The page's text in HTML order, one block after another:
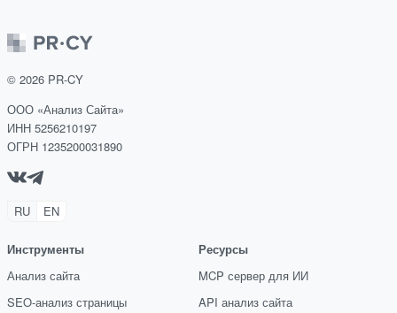
© 2026 PR-CY
ООО «Анализ Сайта»
ИНН 5256210197
ОГРН 1235200031890
RU EN
Инструменты
Анализ сайта
SEO-анализ страницы
Ресурсы
MCP сервер для ИИ
API анализ сайта